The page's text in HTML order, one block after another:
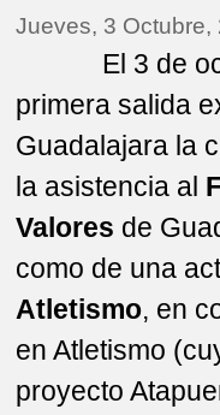
Jueves, 3 Octubre,
El 3 de
primera salida
Guadalajara la
la asistencia al
Valores de
como de una
Atletismo, en
en Atletismo
proyecto